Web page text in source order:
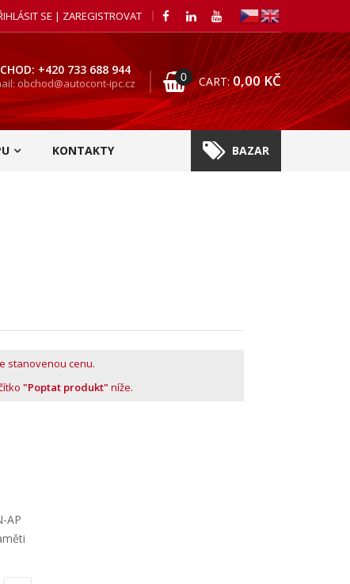
SE | ZAREGISTROVAT
+420 733 688 944
obchod@autocont-ipc.cz 0 CART: 0,00KČ
KONTAKTY BAZAR
stanovenou cenu.
"Poptat produkt" níže.
AP